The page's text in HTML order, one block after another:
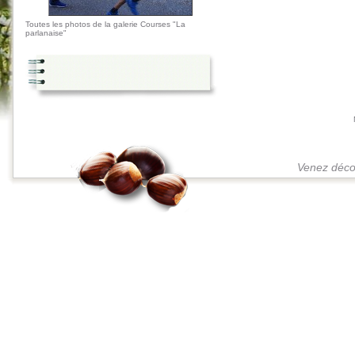
Toutes les photos de la galerie Courses "La
parlanaise"
Venez